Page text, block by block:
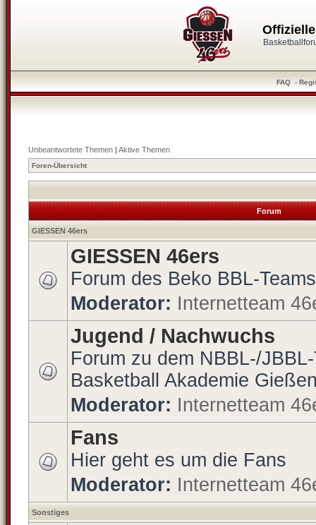
FAQ -
Unbeantwortete Themen | Aktive Themen
Foren-Übersicht
Forum
GIESSEN 46ers
GIESSEN 46ers
Forum des Beko BBL-
Moderator: Internetteam
Jugend / Nachwuchs
Forum zu dem NBBL-/
Basketball Akademie
Moderator: Internetteam
Fans
Hier geht es um die Fans
Moderator: Internetteam
Sonstiges